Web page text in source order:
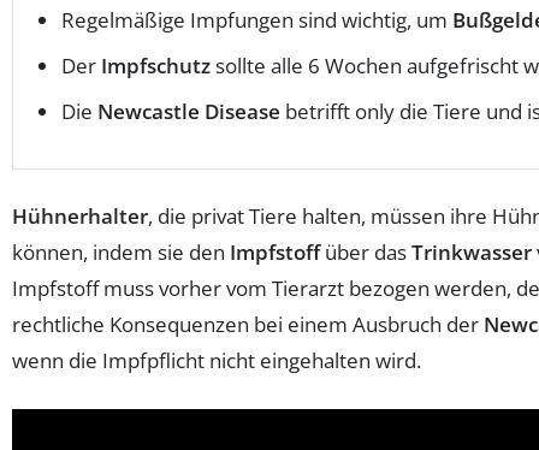
Regelmäßige Impfungen sind wichtig, um
Der Impfschutzsollte alle 6 Wochen aufgefrischt
Die Newcastle Disease betrifft only die Tiere und
Hühnerhalter, die privat Tiere halten, müssen ihre
können, indem sie den Impfstoffüber dasTrinkwasser
Impfstoff muss vorher vom Tierarzt bezogen werden,
rechtliche Konsequenzen bei einem Ausbruch der
wenn die Impfpflicht nicht eingehalten wird.